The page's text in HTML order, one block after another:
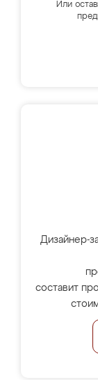
Или
Дизайнер-
составит